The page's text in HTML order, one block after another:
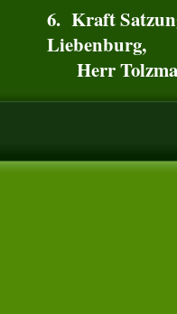
6. Kraft
Liebenburg,
Herr